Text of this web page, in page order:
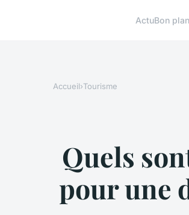
ActuBon plan
Accueil›Tourisme
Quels
pour une